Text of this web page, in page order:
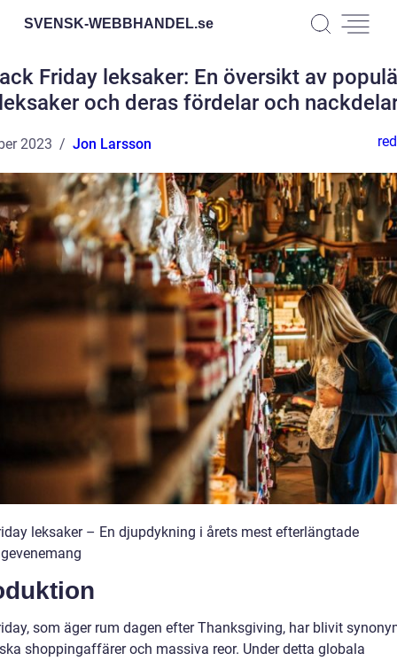
SVENSK-WEBBHANDEL.se
Friday leksaker: En översikt av
och deras fördelar och
2023 Jon Larsson
leksaker – En djupdykning i årets mest efterlängtade
som äger rum dagen efter Thanksgiving, har blivit
shoppingaffärer och massiva reor. Under detta globala